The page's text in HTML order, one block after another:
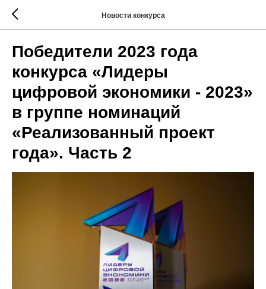
Новости конкурса
Победители 2023 года
конкурса «Лидеры
цифровой экономики - 2023»
в группе номинаций
«Реализованный проект
года». Часть 2